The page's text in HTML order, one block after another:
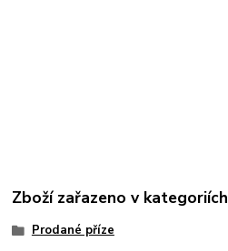
Zboží zařazeno v kategoriích
Prodané příze